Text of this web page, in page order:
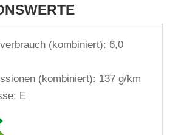
(kombiniert): 6,0
(kombiniert): 137 g/km
E